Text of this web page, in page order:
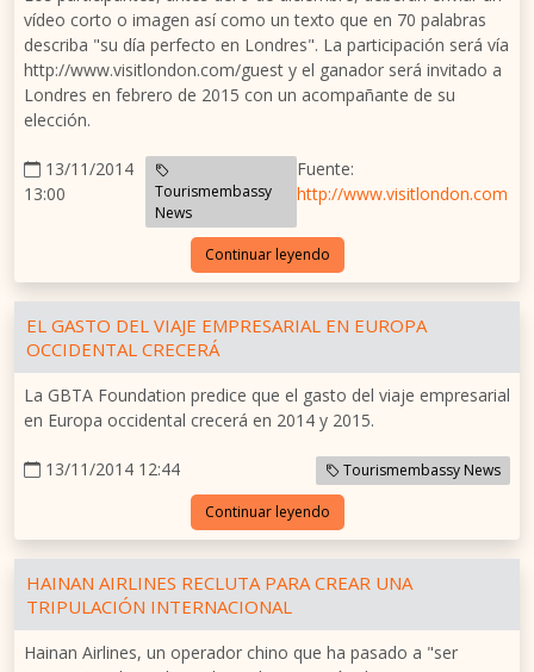
vídeo corto o imagen así como un texto que en 70 palabras
describa "su día perfecto en Londres". La participación será vía
http://www.visitlondon.com/guest y el ganador será invitado a
Londres en febrero de 2015 con un acompañante de su
elección.
13/11/2014
13:00
Tourismembassy
News
Fuente:
http://www.visitlondon.com
Continuar leyendo
EL GASTO DEL VIAJE EMPRESARIAL EN EUROPA
OCCIDENTAL CRECERÁ
La GBTA Foundation predice que el gasto del viaje empresarial
en Europa occidental crecerá en 2014 y 2015.
13/11/2014 12:44 Tourismembassy News
Continuar leyendo
HAINAN AIRLINES RECLUTA PARA CREAR UNA
TRIPULACIÓN INTERNACIONAL
Hainan Airlines, un operador chino que ha pasado a "ser